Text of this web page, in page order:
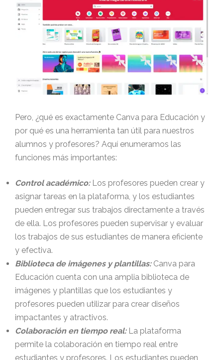
Pero, ¿qué es exactamente Canva para Educación y
por qué es una herramienta tan útil para nuestros
alumnos y profesores? Aquí enumeramos las
funciones más importantes:
Control académico:Los profesores pueden crear y
asignar tareas en la plataforma, y los estudiantes
pueden entregar sus trabajos directamente a través
de ella. Los profesores pueden supervisar y evaluar
los trabajos de sus estudiantes de manera eficiente
y efectiva.
Biblioteca de imágenes y plantillas:Canva para
Educación cuenta con una amplia biblioteca de
imágenes y plantillas que los estudiantes y
profesores pueden utilizar para crear diseños
impactantes y atractivos.
Colaboración en tiempo real:La plataforma
permite la colaboración en tiempo real entre
estudiantes y profesores. Los estudiantes pueden